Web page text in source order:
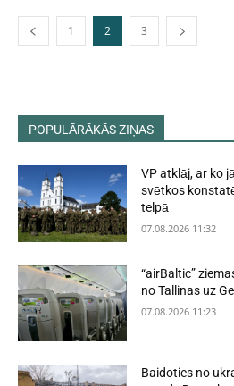
1 2 3
POPULĀRĀKĀS ZIŅAS
VP atklāj, ar ko
svētkos
telpā
07.08.2026 11:32
“airBaltic”
no Tallinas uz
07.08.2026 11:23
Baidoties no